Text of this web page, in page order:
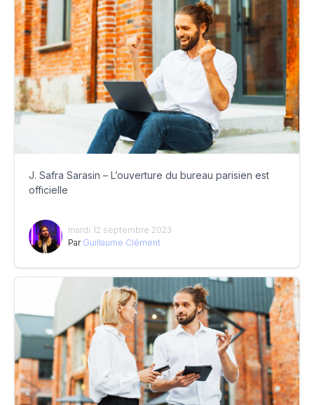
J. Safra Sarasin – L’ouverture du bureau parisien est
officielle
mardi 12 septembre 2023
Par Guillaume Clément